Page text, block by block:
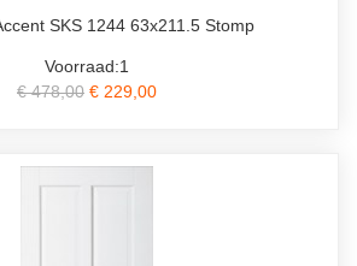
SKS 1244 63x211.5 Stomp
Voorraad:1
€ 478,00 € 229,00